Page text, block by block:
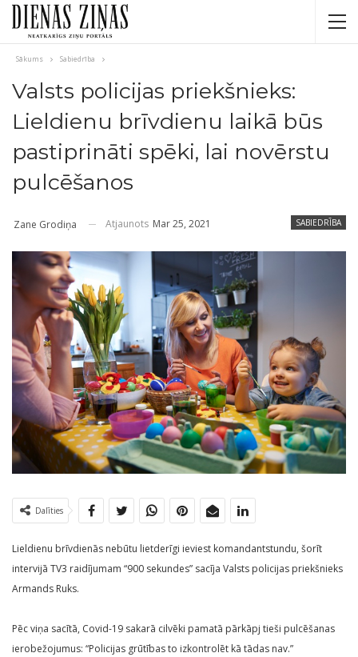
Sākums Sabiedrība
Valsts policijas priekšnieks:
Lieldienu brīvdienu laikā būs
pastiprināti spēki, lai novērstu
pulcēšanos
SABIEDRĪBA
Zane Grodiņa Atjaunots Mar 25, 2021
Dalīties
Lieldienu brīvdienās nebūtu lietderīgi ieviest komandantstundu, šorīt
intervijā TV3 raidījumam “900 sekundes” sacīja Valsts policijas priekšnieks
Armands Ruks.
Pēc viņa sacītā, Covid-19 sakarā cilvēki pamatā pārkāpj tieši pulcēšanas
ierobežojumus: “Policijas grūtības to izkontrolēt kā tādas nav.”